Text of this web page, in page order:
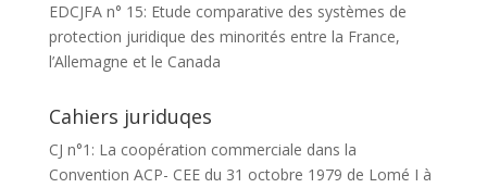
EDCJFA n° 15: Etude comparative des systèmes de
protection juridique des minorités entre la France,
l’Allemagne et le Canada
Cahiers juriduqes
CJ n°1: La coopération commerciale dans la
Convention ACP- CEE du 31 octobre 1979 de Lomé I à